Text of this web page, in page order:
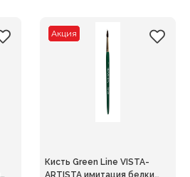
377,00 ₽.
Акция
Кисть Green Line VISTA-
ARTISTA имитация белки